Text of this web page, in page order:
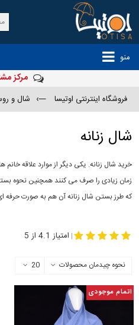
منو
مرکز
فروشگاه اینترنتی اوتیسا —› شال و
شال زنانه
خرید شال زنانه. یکی دیگر از موارد علاقه
زمان زیادی را صرف می کنند همچنین نحوه
که طرز بستن شال زنانه آن هم به صورت حرفه
| امتیاز 4.1 از 5
نحوه چیدمان محصولات 20
اتمام موجودی